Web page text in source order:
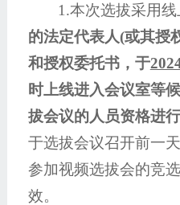
1.本次选拔采用
的法定代表人(或其授
和授权委托书，于
时上线进入会议室等
拔会议的人员资格进行
于选拔会议召开前一
参加视频选拔会的竞
效。